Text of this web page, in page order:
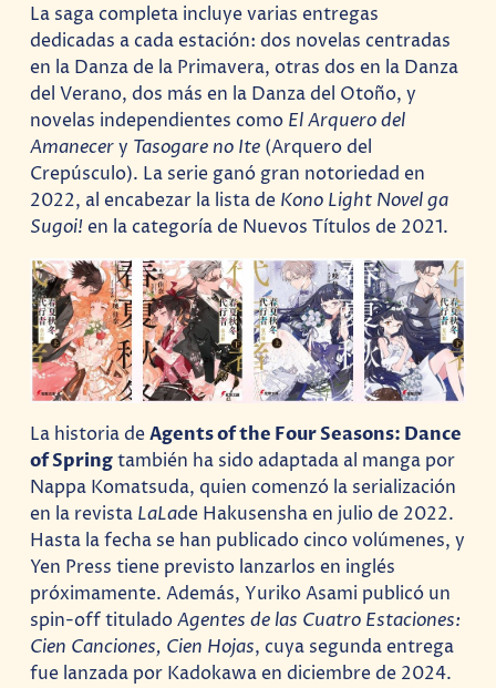
La saga completa incluye varias entregas
dedicadas a cada estación: dos novelas centradas
en la Danza de la Primavera, otras dos en la Danza
del Verano, dos más en la Danza del Otoño, y
novelas independientes como El Arquero del
Amanecery Tasogare no Ite (Arquero del
Crepúsculo). La serie ganó gran notoriedad en
2022, al encabezar la lista de Kono Light Novel ga
Sugoi!en la categoría de Nuevos Títulos de 2021.
La historia deAgents of the Four Seasons: Dance
of Springtambién ha sido adaptada al manga por
Nappa Komatsuda, quien comenzó la serialización
en la revista LaLade Hakusensha en julio de 2022.
Hasta la fecha se han publicado cinco volúmenes, y
Yen Press tiene previsto lanzarlos en inglés
próximamente. Además, Yuriko Asami publicó un
spin-off tituladoAgentes de las Cuatro Estaciones:
Cien Canciones, Cien Hojas, cuya segunda entrega
fue lanzada por Kadokawa en diciembre de 2024.